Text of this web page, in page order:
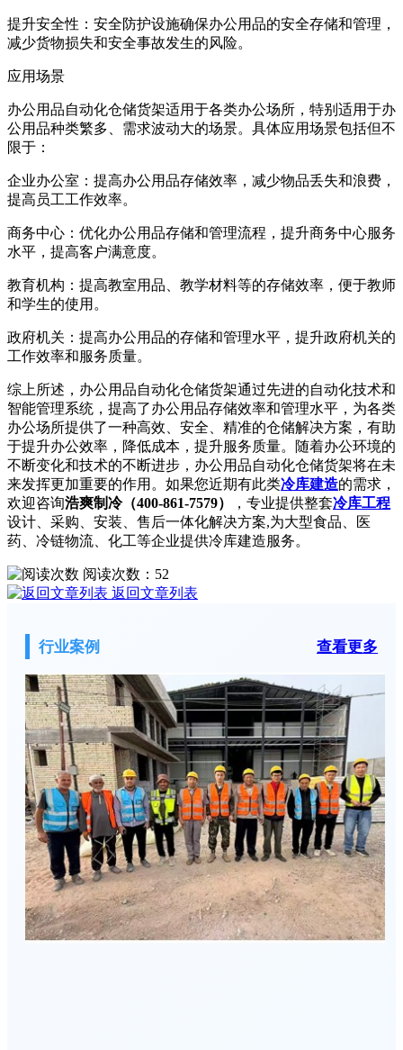
提升安全性：安全防护设施确保办公用品的安全存储和管理，
减少货物损失和安全事故发生的风险。
应用场景
办公用品自动化仓储货架适用于各类办公场所，特别适用于办
公用品种类繁多、需求波动大的场景。具体应用场景包括但不
限于：
企业办公室：提高办公用品存储效率，减少物品丢失和浪费，
提高员工工作效率。
商务中心：优化办公用品存储和管理流程，提升商务中心服务
水平，提高客户满意度。
教育机构：提高教室用品、教学材料等的存储效率，便于教师
和学生的使用。
政府机关：提高办公用品的存储和管理水平，提升政府机关的
工作效率和服务质量。
综上所述，办公用品自动化仓储货架通过先进的自动化技术和
智能管理系统，提高了办公用品存储效率和管理水平，为各类
办公场所提供了一种高效、安全、精准的仓储解决方案，有助
于提升办公效率，降低成本，提升服务质量。随着办公环境的
不断变化和技术的不断进步，办公用品自动化仓储货架将在未
来发挥更加重要的作用。如果您近期有此类冷库建造的需求，
欢迎咨询浩爽制冷（400-861-7579） ，专业提供整套冷库工程
设计、采购、安装、售后一体化解决方案,为大型食品、医
药、冷链物流、化工等企业提供冷库建造服务。
阅读次数： 52
返回文章列表
行业案例 查看更多